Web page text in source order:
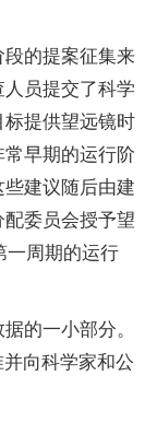
的提案征集来
员提交了科学
提供望远镜时
早期的运行阶
建议随后由建
委员会授予望
一周期的运行
的一小部分。
向科学家和公